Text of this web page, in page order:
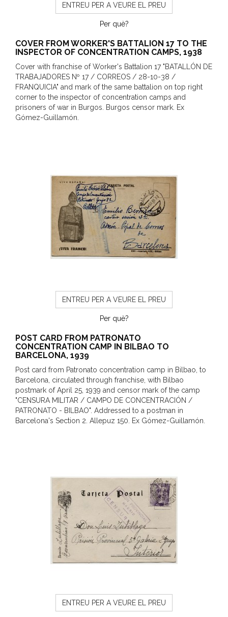
ENTREU PER A VEURE EL PREU
Per què?
COVER FROM WORKER'S BATTALION 17 TO THE
INSPECTOR OF CONCENTRATION CAMPS, 1938
Cover with franchise of Worker's Battalion 17 "BATALLÓN DE
TRABAJADORES Nº 17 / CORREOS / 28-10-38 /
FRANQUICIA" and mark of the same battalion on top right
corner to the inspector of concentration camps and
prisoners of war in Burgos. Burgos censor mark. Ex
Gómez-Guillamón.
ENTREU PER A VEURE EL PREU
Per què?
POST CARD FROM PATRONATO
CONCENTRATION CAMP IN BILBAO TO
BARCELONA, 1939
Post card from Patronato concentration camp in Bilbao, to
Barcelona, circulated through franchise, with Bilbao
postmark of April 25, 1939 and censor mark of the camp
"CENSURA MILITAR / CAMPO DE CONCENTRACIÓN /
PATRONATO - BILBAO". Addressed to a postman in
Barcelona's Section 2. Allepuz 150. Ex Gómez-Guillamón.
ENTREU PER A VEURE EL PREU